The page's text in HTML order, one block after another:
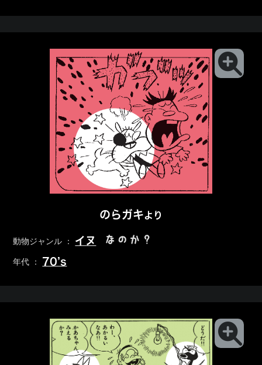
のらガキより
動物ジャンル ： イヌ なのか？
年代 ： 70’s